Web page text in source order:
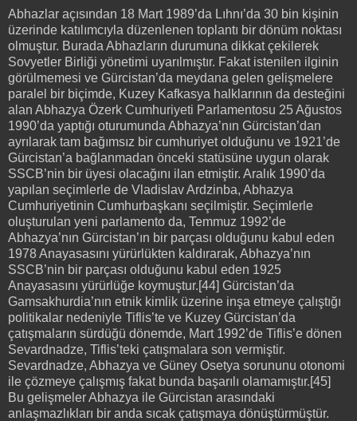
Abhazlar açısından 18 Mart 1989’da Lıhnı’da 30 bin kişinin
üzerinde katılımcıyla düzenlenen toplantı bir dönüm noktası
olmuştur. Burada Abhazların durumuna dikkat çekilerek
Sovyetler Birliği yönetimi uyarılmıştır. Fakat istenilen ilginin
görülmemesi ve Gürcistan’da meydana gelen gelişmelere
paralel bir biçimde, Kuzey Kafkasya halklarının da desteğini
alan Abhazya Özerk Cumhuriyeti Parlamentosu 25 Ağustos
1990’da yaptığı oturumunda Abhazya’nın Gürcistan’dan
ayrılarak tam bağımsız bir cumhuriyet olduğunu ve 1921’de
Gürcistan’a bağlanmadan önceki statüsüne uygun olarak
SSCB’nin bir üyesi olacağını ilan etmiştir. Aralık 1990’da
yapılan seçimlerle de Vladislav Ardzinba, Abhazya
Cumhuriyetinin Cumhurbaşkanı seçilmiştir. Seçimlerle
oluşturulan yeni parlamento da, Temmuz 1992’de
Abhazya’nın Gürcistan’ın bir parçası olduğunu kabul eden
1978 Anayasasını yürürlükten kaldırarak, Abhazya’nın
SSCB’nin bir parçası olduğunu kabul eden 1925
Anayasasını yürürlüğe koymuştur.[44] Gürcistan’da
Gamsakhurdia’nın etnik kimlik üzerine inşa etmeye çalıştığı
politikalar nedeniyle Tiflis’te ve Kuzey Gürcistan’da
çatışmaların sürdüğü dönemde, Mart 1992’de Tiflis’e dönen
Sevardnadze, Tiflis’teki çatışmalara son vermiştir.
Sevardnadze, Abhazya ve Güney Osetya sorununu otonomi
ile çözmeye çalışmış fakat bunda başarılı olamamıştır.[45]
Bu gelişmeler Abhazya ile Gürcistan arasındaki
anlaşmazlıkları bir anda sıcak çatışmaya dönüştürmüştür.